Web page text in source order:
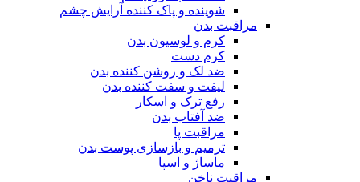
شوینده و پاک کننده آرایش چشم
مراقبت بدن
کرم و لوسیون بدن
کرم دست
ضد لک و روشن کننده بدن
لیفت و سفت کننده بدن
رفع ترک و اسکار
ضد آفتاب بدن
مراقبت پا
ترمیم و بازسازی پوست بدن
ماساژ و اسپا
مراقبت ناخن